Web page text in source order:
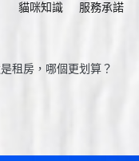
貓咪知識 服務承諾
租房，哪個更划算？